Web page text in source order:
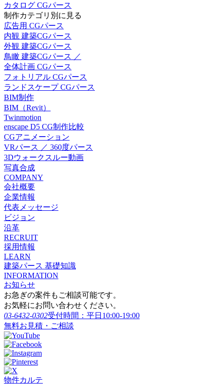
カタログ CGパース
制作カテゴリ別に見る
広告用 CGパース
内観 建築CGパース
外観 建築CGパース
鳥瞰 建築CGパース ／
全体計画 CGパース
フォトリアル CGパース
ランドスケープ CGパース
BIM制作
BIM（Revit）
Twinmotion
enscape D5 CG制作比較
CGアニメーション
VRパース ／ 360度パース
3Dウォークスルー動画
写真合成
COMPANY
会社概要
企業情報
代表メッセージ
ビジョン
沿革
RECRUIT
採用情報
LEARN
建築パース 基礎知識
INFORMATION
お知らせ
お急ぎの案件もご相談可能です。
お気軽にお問い合わせください。
03-6432-0302受付時間：平日10:00-19:00
無料お見積・ご相談
物件カルテ